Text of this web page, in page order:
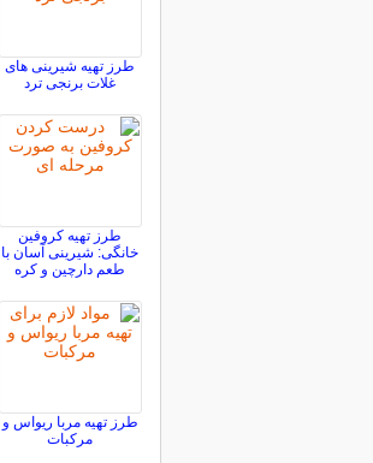
طرز تهیه شیرینی های
غلات برنجی ترد
طرز تهیه کروفین
خانگی: شیرینی آسان با
طعم دارچین و کره
طرز تهیه مربا ریواس و
مرکبات